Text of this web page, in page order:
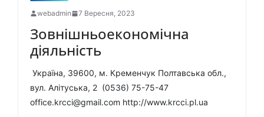
webadmin 7 Вересня, 2023
Зовнішньоекономічна
діяльність
Україна, 39600, м. Кременчук Полтавська обл.,
вул. Алітуська, 2 (0536) 75-75-47
office.krcci@gmail.com http://www.krcci.pl.ua